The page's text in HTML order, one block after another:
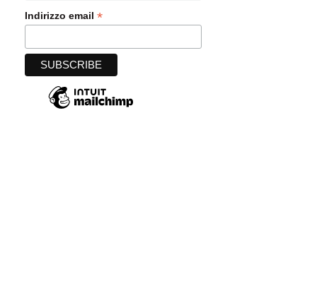
Indirizzo email *